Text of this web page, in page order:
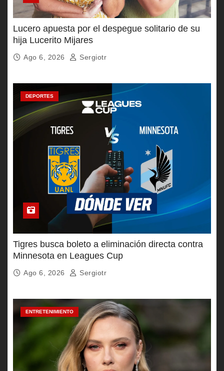
Lucero apuesta por el despegue solitario de su
hija Lucerito Mijares
Ago 6, 2026 Sergiotr
DEPORTES
Tigres busca boleto a eliminación directa contra
Minnesota en Leagues Cup
Ago 6, 2026 Sergiotr
ENTRETENIMIENTO